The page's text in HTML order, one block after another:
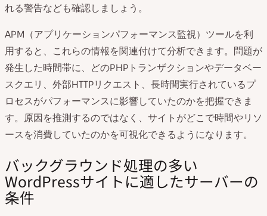
れる警告なども確認しましょう。
APM（アプリケーションパフォーマンス監視）ツールを利
用すると、これらの情報を関連付けて分析できます。問題が
発生した時間帯に、どのPHPトランザクションやデータベー
スクエリ、外部HTTPリクエスト、長時間実行されているプ
ロセスがパフォーマンスに影響していたのかを把握できま
す。原因を推測するのではなく、サイトがどこで時間やリソ
ースを消費していたのかを可視化できるようになります。
バックグラウンド処理の多い
WordPressサイトに適したサーバーの
条件